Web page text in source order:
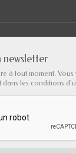
à tout moment.
les conditions